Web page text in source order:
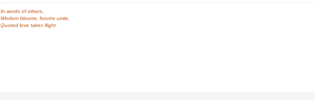
In words of others,
Wisdom blooms, forums unite,
Quoted love takes flight.